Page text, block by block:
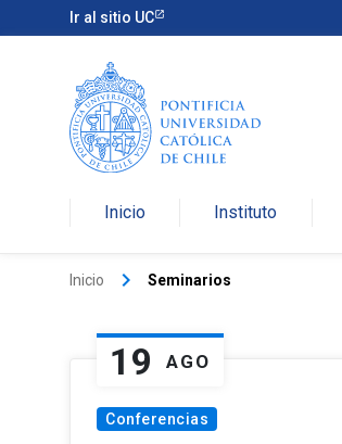
Ir al sitio UC
Inicio Instituto
Inicio keyboard_arrow_right Seminarios
19 AGO
Conferencias